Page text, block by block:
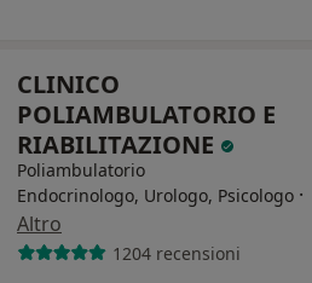
CLINICO
POLIAMBULATORIO E
RIABILITAZIONE
Poliambulatorio
Endocrinologo, Urologo, Psicologo ·
Altro
1204 recensioni